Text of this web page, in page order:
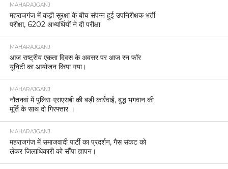
MAHARAJGANJ
महराजगंज में कड़ी सुरक्षा के बीच संपन्न हुई उपनिरीक्षक भर्ती
परीक्षा, 6202 अभ्यर्थियों ने दी परीक्षा
MAHARAJGANJ
आज राष्ट्रीय एकता दिवस के अवसर पर आज रन फॉर
यूनिटी का आयोजन किया गया।
MAHARAJGANJ
नौतनवां में पुलिस-एसएसबी की बड़ी कार्रवाई, बुद्ध भगवान की
मूर्ति के साथ दो गिरफ्तार ।
MAHARAJGANJ
महराजगंज में समाजवादी पार्टी का प्रदर्शन, गैस संकट को
लेकर जिलाधिकारी को सौंपा ज्ञापन।